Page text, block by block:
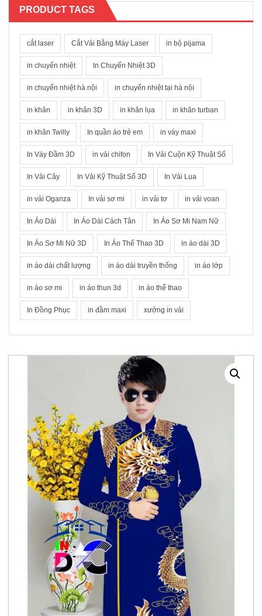
PRODUCT TAGS
cắt laser Cắt Vải Bằng Máy Laser in bộ pijama
in chuyển nhiệt In Chuyển Nhiệt 3D
in chuyển nhiệt hà nội in chuyển nhiệt tại hà nội
in khăn in khăn 3D in khăn lụa in khăn turban
in khăn Twilly In quần áo trẻ em in váy maxi
In Váy Đầm 3D in vải chifon In Vải Cuộn Kỹ Thuật Số
In Vải Cây In Vải Kỹ Thuật Số 3D In Vải Lụa
in vải Oganza In vải sơ mi in vải tơ in vải voan
In Áo Dài In Áo Dài Cách Tân In Áo Sơ Mi Nam Nữ
In Áo Sơ Mi Nữ 3D In Áo Thể Thao 3D in áo dài 3D
in áo dài chất lượng in áo dài truyền thống in áo lớp
in áo sơ mi in áo thun 3d in áo thể thao
In Đồng Phục in đầm maxi xưởng in vải